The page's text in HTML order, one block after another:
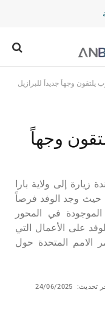
يلتقون وجهاً جديداً للبرازيل
وجهاً
زيارة إلى ولاية بارا
حزيران/ يونيو، حيث وجد الوفد فرصاً
في المحور
على الأعمال التي
الامم المتحدة حول
تحديث: 24/06/2025